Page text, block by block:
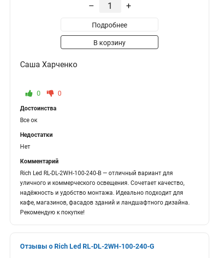
– +
Подробнее
В корзину
Саша Харченко
0 0
Достоинства
Все ок
Недостатки
Нет
Комментарий
Rich Led RL-DL-2WH-100-240-B — отличный вариант для
уличного и коммерческого освещения. Сочетает качество,
надёжность и удобство монтажа. Идеально подходит для
кафе, магазинов, фасадов зданий и ландшафтного дизайна.
Рекомендую к покупке!
Отзывы о Rich Led RL-DL-2WH-100-240-G